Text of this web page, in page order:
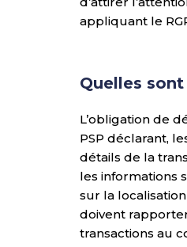
appliquant le
Quelles
L’obligation de
PSP déclarant,
détails de la
les informations
sur la
doivent
transactions au